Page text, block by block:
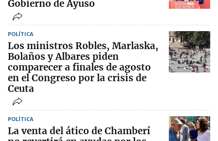
Gobierno de Ayuso
POLÍTICA
Los ministros Robles, Marlaska,
Bolaños y Albares piden
comparecer a finales de agosto
en el Congreso por la crisis de
Ceuta
POLÍTICA
La venta del ático de Chamberí